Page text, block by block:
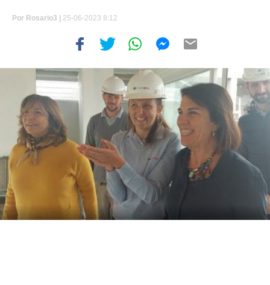
Por Rosario3 | 25-06-2023 8:12